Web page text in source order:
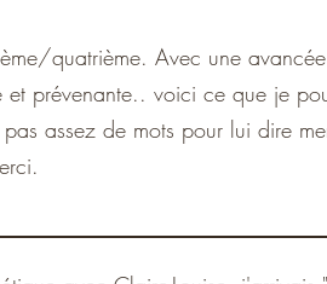
quatrième. Avec une
prévenante.. voici ce que je
assez de mots pour lui dire